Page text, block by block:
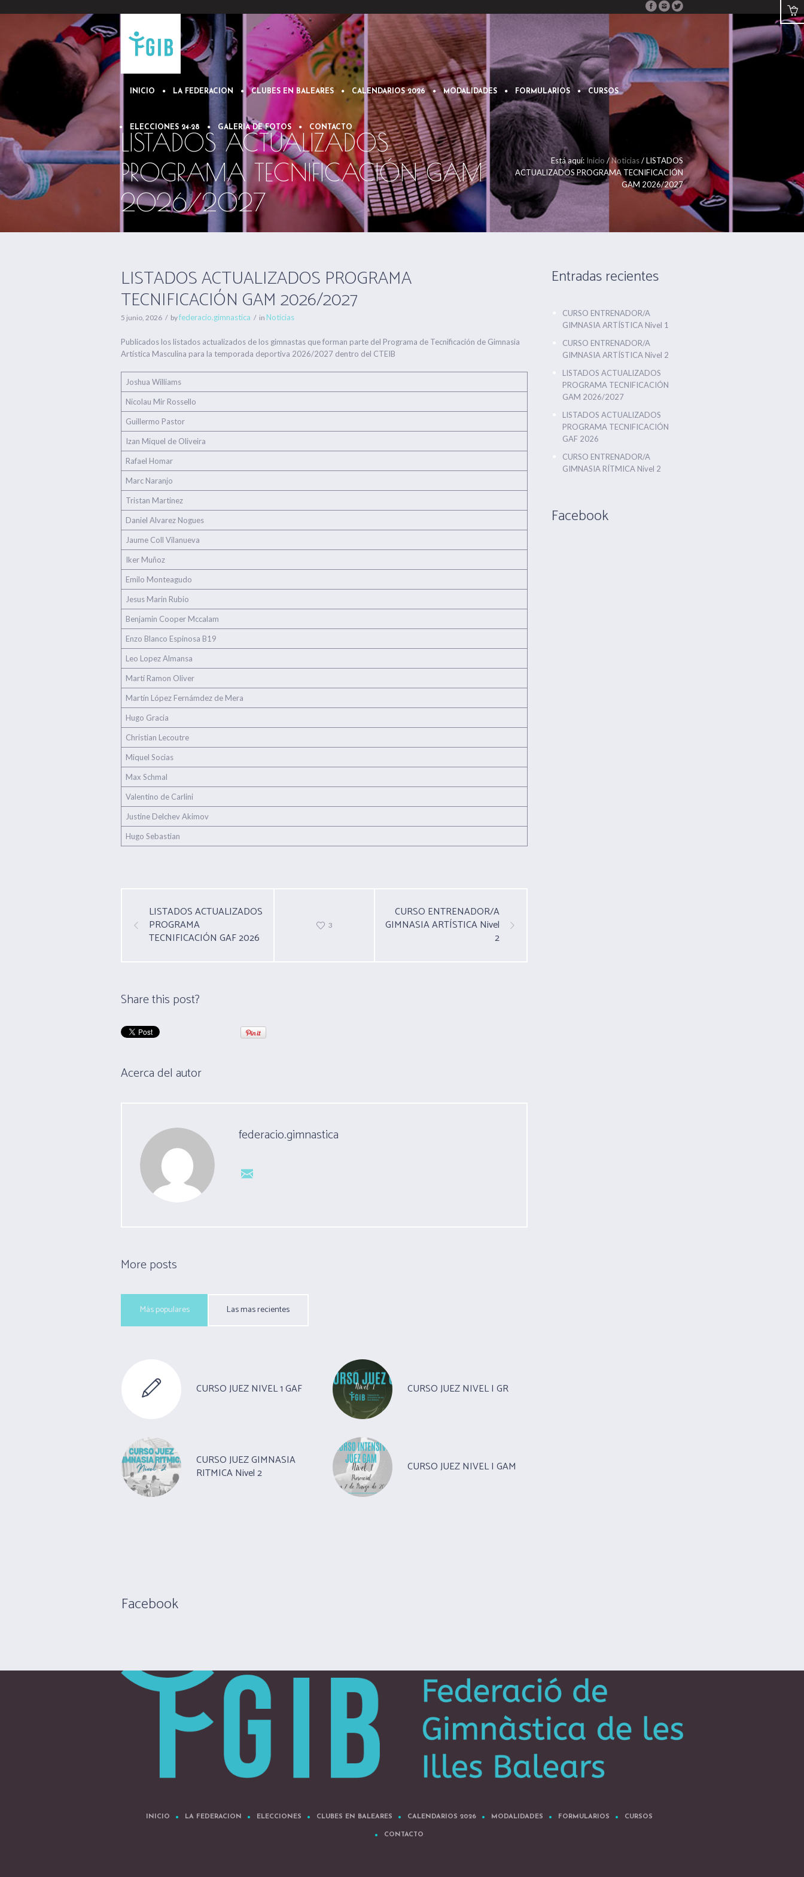
INICIO LA FEDERACION CLUBES EN BALEARES CALENDARIOS 2026 MODALIDADES FORMULARIOS CURSOS
ELECCIONES 24-28 GALERIA DE FOTOS CONTACTO
LISTADOS ACTUALIZADOS
PROGRAMA TECNIFICACIÓN GAM
2026/2027
Está aquí: Inicio /Noticias/LISTADOS
ACTUALIZADOS PROGRAMA TECNIFICACIÓN
GAM 2026/2027
LISTADOS ACTUALIZADOS PROGRAMA
TECNIFICACIÓN GAM 2026/2027
5 junio, 2026 byfederacio.gimnastica in Noticias
Publicados los listados actualizados de los gimnastas que forman parte del Programa de Tecnificación de Gimnasia
Artística Masculina para la temporada deportiva 2026/2027 dentro del CTEIB
Joshua Williams
Nicolau Mir Rossello
Guillermo Pastor
Izan Miquel de Oliveira
Rafael Homar
Marc Naranjo
Tristan Martinez
Daniel Alvarez Nogues
Jaume Coll Vilanueva
Iker Muñoz
Emilo Monteagudo
Jesus Marin Rubio
Benjamin Cooper Mccalam
Enzo Blanco Espinosa B19
Leo Lopez Almansa
Martí Ramon Oliver
Martín López Fernámdez de Mera
Hugo Gracia
Christian Lecoutre
Miquel Socias
Max Schmal
Valentino de Carlini
Justine Delchev Akimov
Hugo Sebastian
3
LISTADOS ACTUALIZADOS
PROGRAMA
TECNIFICACIÓN GAF 2026
CURSO ENTRENADOR/A
GIMNASIA ARTÍSTICA Nivel
2
Share this post?
Acerca del autor
federacio.gimnastica
More posts
Más populares Las mas recientes
CURSO JUEZ NIVEL 1 GAF CURSO JUEZ NIVEL I GR
CURSO JUEZ GIMNASIA
RITMICA Nivel 2
CURSO JUEZ NIVEL I GAM
Entradas recientes
CURSO ENTRENADOR/A
GIMNASIA ARTÍSTICA Nivel 1
CURSO ENTRENADOR/A
GIMNASIA ARTÍSTICA Nivel 2
LISTADOS ACTUALIZADOS
PROGRAMA TECNIFICACIÓN
GAM 2026/2027
LISTADOS ACTUALIZADOS
PROGRAMA TECNIFICACIÓN
GAF 2026
CURSO ENTRENADOR/A
GIMNASIA RÍTMICA Nivel 2
Facebook
Facebook
INICIO LA FEDERACION ELECCIONES CLUBES EN BALEARES CALENDARIOS 2026 MODALIDADES FORMULARIOS CURSOS
CONTACTO